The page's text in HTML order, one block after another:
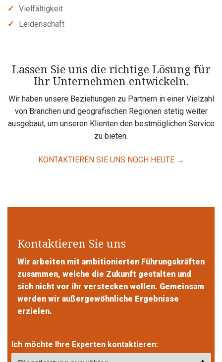
Vielfältigkeit
Leidenschaft
Lassen Sie uns die richtige Lösung für
Ihr Unternehmen entwickeln.
Wir haben unsere Beziehungen zu Partnern in einer Vielzahl
von Branchen und geografischen Regionen stetig weiter
ausgebaut, um unseren Klienten den bestmöglichen Service
zu bieten.
KONTAKTIEREN SIE UNS NOCH HEUTE →
Kontaktieren Sie uns
Wir arbeiten mit ambitionierten Führungskräften
zusammen, welche die Zukunft gestalten und
sich nicht vor ihr verstecken wollen. Gemeinsam
werden wir außergewöhnliche Ergebnisse
erzielen.
Ich möchte Ihre Experten kontaktieren: